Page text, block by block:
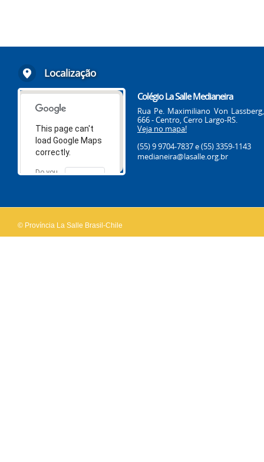
Localização
This page can't
load Google Maps
correctly.
Do you
OK
Colégio La Salle Medianeira
Rua Pe. Maximiliano Von Lassberg,
666 - Centro, Cerro Largo-RS.
Veja no mapa!
(55) 9 9704-7837e (55) 3359-1143
medianeira@lasalle.org.br
© Província La Salle Brasil-Chile